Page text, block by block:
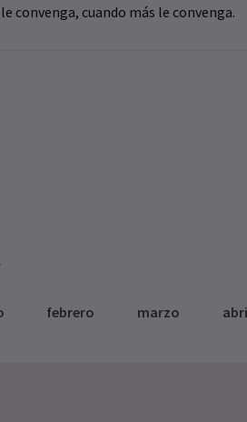
convenga, cuando más le convenga.
febrero marzo